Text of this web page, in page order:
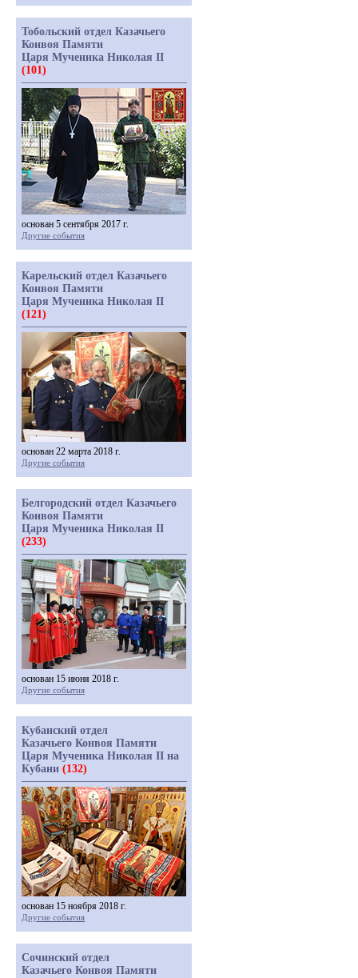
Тобольский отдел Казачьего
Конвоя Памяти
Царя Мученика Николая II
(101)
основан 5 сентября 2017 г.
Другие события
Карельский отдел Казачьего
Конвоя Памяти
Царя Мученика Николая II
(121)
основан 22 марта 2018 г.
Другие события
Белгородский отдел Казачьего
Конвоя Памяти
Царя Мученика Николая II
(233)
основан 15 июня 2018 г.
Другие события
Кубанский отдел
Казачьего Конвоя Памяти
Царя Мученика Николая II на
Кубани (132)
основан 15 ноября 2018 г.
Другие события
Сочинский отдел
Казачьего Конвоя Памяти